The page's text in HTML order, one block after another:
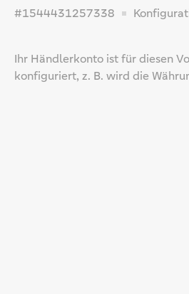
#1544431257338
Ihr Händlerkonto ist für diesen
konfiguriert, z. B. wird die